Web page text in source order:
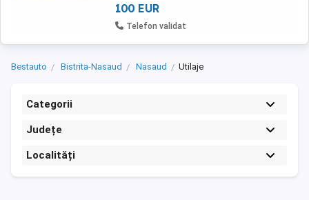
100 EUR
Telefon validat
Bestauto Bistrita-Nasaud Nasaud Utilaje
Categorii
Județe
Localități